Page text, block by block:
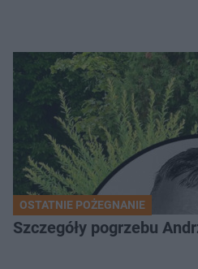
OSTATNIE POŻEGNANIE
Szczegóły pogrzebu